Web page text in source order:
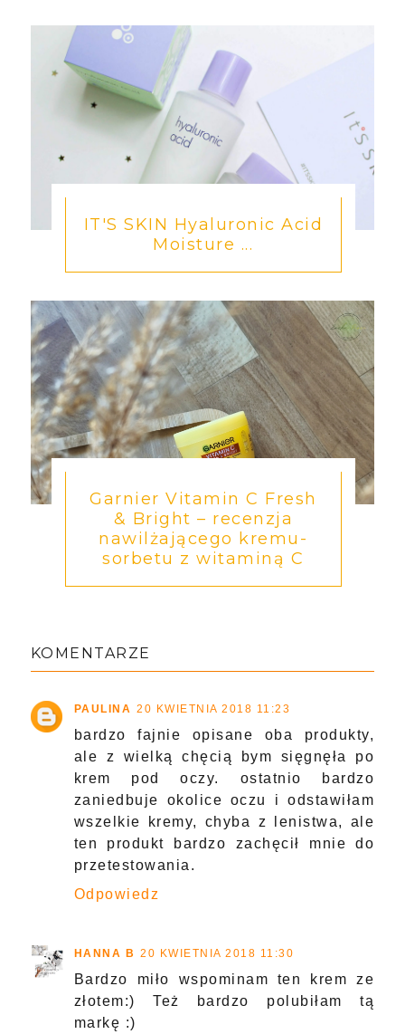
IT'S SKIN Hyaluronic Acid
Moisture ...
Garnier Vitamin C Fresh
& Bright – recenzja
nawilżającego kremu-
sorbetu z witaminą C
KOMENTARZE
PAULINA 20 KWIETNIA 2018 11:23
bardzo fajnie opisane oba produkty,
ale z wielką chęcią bym sięgnęła po
krem pod oczy. ostatnio bardzo
zaniedbuje okolice oczu i odstawiłam
wszelkie kremy, chyba z lenistwa, ale
ten produkt bardzo zachęcił mnie do
przetestowania.
Odpowiedz
HANNA B 20 KWIETNIA 2018 11:30
Bardzo miło wspominam ten krem ze
złotem:) Też bardzo polubiłam tą
markę :)